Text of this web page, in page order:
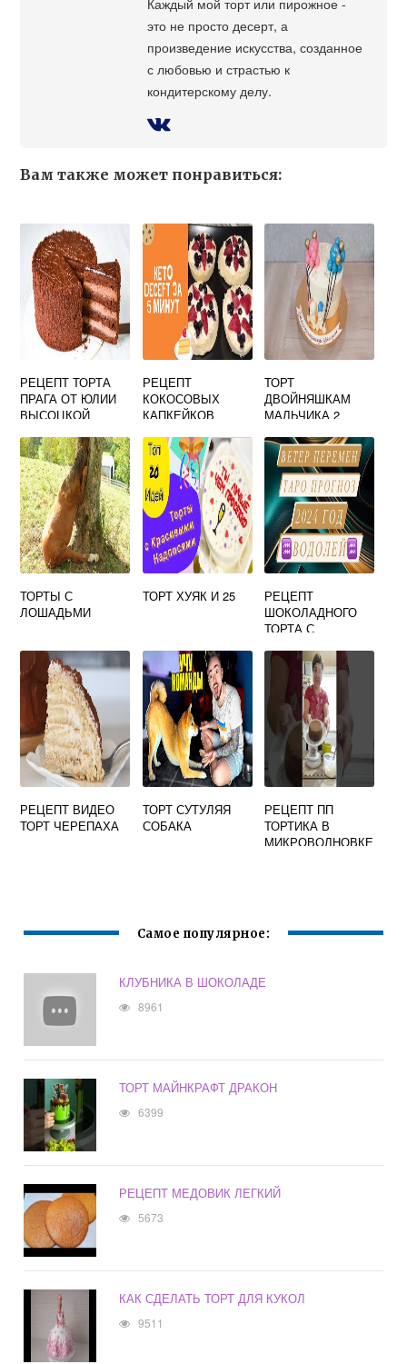
это не просто десерт, а
произведение искусства, созданное
с любовью и страстью к
кондитерскому делу.
Вам также может понравиться:
РЕЦЕПТ ТОРТА
ПРАГА ОТ ЮЛИИ
ВЫСОЦКОЙ
РЕЦЕПТ
КОКОСОВЫХ
КАПКЕЙКОВ
ТОРТ
ДВОЙНЯШКАМ
МАЛЬЧИКА 2
ТОРТЫ С
ЛОШАДЬМИ
ТОРТ ХУЯК И 25
РЕЦЕПТ
ШОКОЛАДНОГО
ТОРТА С
РЕЦЕПТ ВИДЕО
ТОРТ ЧЕРЕПАХА
ТОРТ СУТУЛЯЯ
СОБАКА
РЕЦЕПТ ПП
ТОРТИКА В
МИКРОВОЛНОВКЕ
Самое популярное:
КЛУБНИКА В ШОКОЛАДЕ
8961
ТОРТ МАЙНКРАФТ ДРАКОН
6399
РЕЦЕПТ МЕДОВИК ЛЕГКИЙ
5673
КАК СДЕЛАТЬ ТОРТ ДЛЯ КУКОЛ
9511